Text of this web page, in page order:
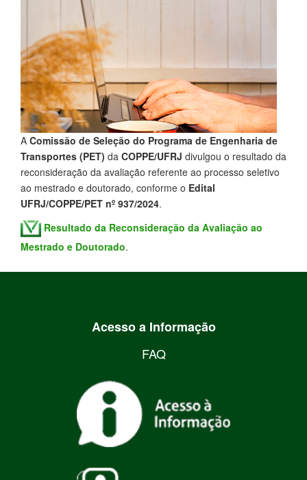
A Comissão de Seleção do Programa de Engenharia de
Transportes (PET) da COPPE/UFRJ divulgou o resultado da
reconsideração da avaliação referente ao processo seletivo
ao mestrado e doutorado, conforme o Edital
UFRJ/COPPE/PET nº 937/2024.
Resultado da Reconsideração da Avaliação ao
Mestrado e Doutorado.
Acesso a Informação
FAQ